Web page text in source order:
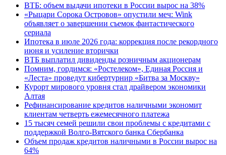
ВТБ: объем выдачи ипотеки в России вырос на 38%
«Рыцари Сорока Островов» опустили меч: Wink
объявляет о завершении съемок фантастического
сериала
Ипотека в июле 2026 года: коррекция после рекордного
июня и усиление вторички
ВТБ выплатил дивиденды розничным акционерам
Помним, гордимся: «Ростелеком», Единая Россия и
«Леста» проведут кибертурнир «Битва за Москву»
Курорт мирового уровня стал драйвером экономики
Алтая
Рефинансирование кредитов наличными экономит
клиентам четверть ежемесячного платежа
15 тысяч семей решили свои проблемы с кредитами с
поддержкой Волго-Вятского банка Сбербанка
Объем продаж кредитов наличными в России вырос на
64%